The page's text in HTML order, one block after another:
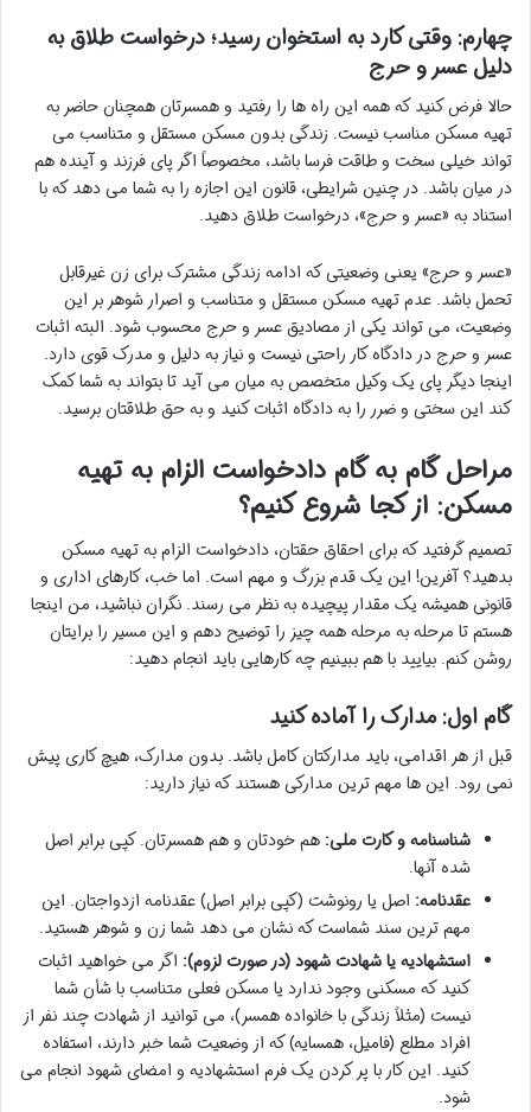
چهارم: وقتی کارد به استخوان رسید؛ درخواست طلاق به
دلیل عسر و حرج
حالا فرض کنید که همه این راه ها را رفتید و همسرتان همچنان حاضر به
تهیه مسکن مناسب نیست. زندگی بدون مسکن مستقل و متناسب می
تواند خیلی سخت و طاقت فرسا باشد، مخصوصاً اگر پای فرزند و آینده هم
در میان باشد. در چنین شرایطی، قانون این اجازه را به شما می دهد که با
استناد به «عسر و حرج»، درخواست طلاق دهید.
«عسر و حرج» یعنی وضعیتی که ادامه زندگی مشترک برای زن غیرقابل
تحمل باشد. عدم تهیه مسکن مستقل و متناسب و اصرار شوهر بر این
وضعیت، می تواند یکی از مصادیق عسر و حرج محسوب شود. البته اثبات
عسر و حرج در دادگاه کار راحتی نیست و نیاز به دلیل و مدرک قوی دارد.
اینجا دیگر پای یک وکیل متخصص به میان می آید تا بتواند به شما کمک
کند این سختی و ضرر را به دادگاه اثبات کنید و به حق طلاقتان برسید.
مراحل گام به گام دادخواست الزام به تهیه
مسکن: از کجا شروع کنیم؟
تصمیم گرفتید که برای احقاق حقتان، دادخواست الزام به تهیه مسکن
بدهید؟ آفرین! این یک قدم بزرگ و مهم است. اما خب، کارهای اداری و
قانونی همیشه یک مقدار پیچیده به نظر می رسند. نگران نباشید، من اینجا
هستم تا مرحله به مرحله همه چیز را توضیح دهم و این مسیر را برایتان
روشن کنم. بیایید با هم ببینیم چه کارهایی باید انجام دهید:
گام اول: مدارک را آماده کنید
قبل از هر اقدامی، باید مدارکتان کامل باشد. بدون مدارک، هیچ کاری پیش
نمی رود. این ها مهم ترین مدارکی هستند که نیاز دارید:
شناسنامه و کارت ملی: هم خودتان و هم همسرتان. کپی برابر اصل
شده آنها.
عقدنامه: اصل یا رونوشت (کپی برابر اصل) عقدنامه ازدواجتان. این
مهم ترین سند شماست که نشان می دهد شما زن و شوهر هستید.
استشهادیه یا شهادت شهود (در صورت لزوم): اگر می خواهید اثبات
کنید که مسکنی وجود ندارد یا مسکن فعلی متناسب با شأن شما
نیست (مثلاً زندگی با خانواده همسر)، می توانید از شهادت چند نفر از
افراد مطلع (فامیل، همسایه) که از وضعیت شما خبر دارند، استفاده
کنید. این کار با پر کردن یک فرم استشهادیه و امضای شهود انجام می
شود.